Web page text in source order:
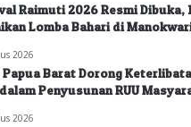
Raimuti 2026 Resmi Dibuka,
Lomba Bahari di
2026
Papua Barat Dorong
Penyusunan RUU
2026